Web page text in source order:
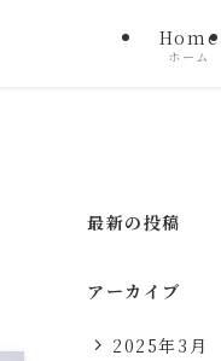
Home
ホーム
最新の投稿
アーカイブ
2025年3月